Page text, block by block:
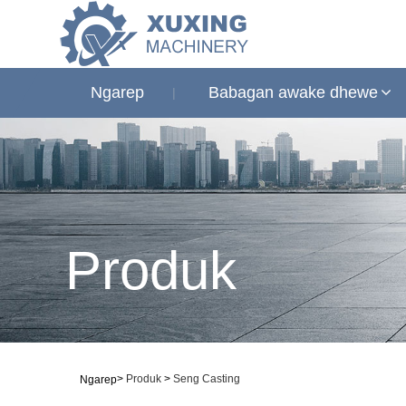
Ngarep Babagan awake dhewe
Produk
Ngarep> Produk > Seng Casting